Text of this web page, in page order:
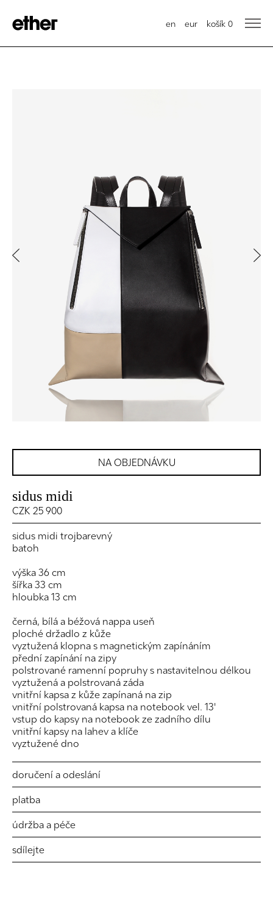
en eur košík 0
Previous
NA OBJEDNÁVKU
sidus midi
CZK 25 900
sidus midi trojbarevný
batoh
výška 36 cm
šířka 33 cm
hloubka 13 cm
černá, bílá a béžová nappa useň
ploché držadlo z kůže
vyztužená klopna s magnetickým zapínáním
přední zapínání na zipy
polstrované ramenní popruhy s nastavitelnou délkou
vyztužená a polstrovaná záda
vnitřní kapsa z kůže zapínaná na zip
vnitřní polstrovaná kapsa na notebook vel. 13'
vstup do kapsy na notebook ze zadního dílu
vnitřní kapsy na lahev a klíče
vyztužené dno
doručení a odeslání
platba
údržba a péče
sdílejte